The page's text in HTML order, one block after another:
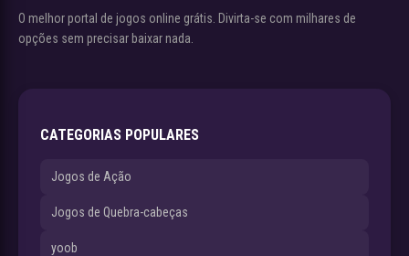
O melhor portal de jogos online grátis. Divirta-se com milhares de
opções sem precisar baixar nada.
CATEGORIAS POPULARES
Jogos de Ação
Jogos de Quebra-cabeças
yoob